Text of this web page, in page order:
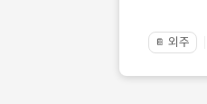
📔 외주